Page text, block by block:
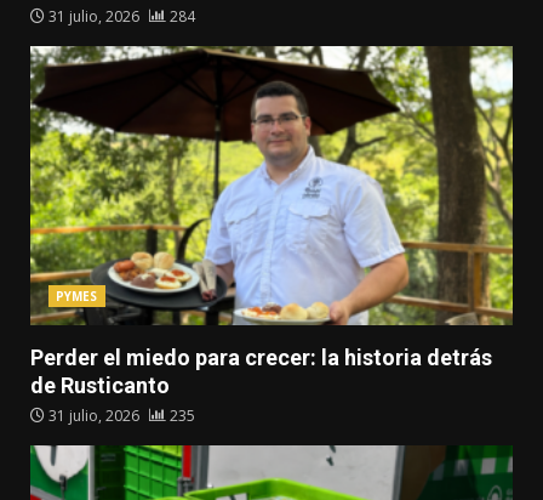
31 julio, 2026 284
PYMES
Perder el miedo para crecer: la historia detrás
de Rusticanto
31 julio, 2026 235